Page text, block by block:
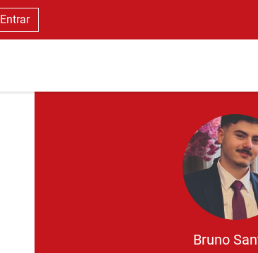
Entrar
Bruno